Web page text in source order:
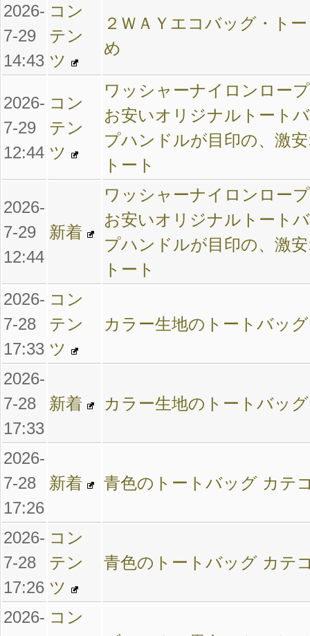
2026-
7-29
14:43
コン
テン
ツ
２ＷＡＹエコバッグ・ト
め
2026-
7-29
12:44
コン
テン
ツ
ワッシャーナイロンロー
お安いオリジナルトート
プハンドルが目印の、激
トート
2026-
7-29
12:44
新着
ワッシャーナイロンロー
お安いオリジナルトート
プハンドルが目印の、激
トート
2026-
7-28
17:33
コン
テン
ツ
カラー生地のトートバッ
2026-
7-28
17:33
新着 カラー生地のトートバッ
2026-
7-28
17:26
新着 青色のトートバッグ カテ
2026-
7-28
17:26
コン
テン
ツ
青色のトートバッグ カテ
2026- コン